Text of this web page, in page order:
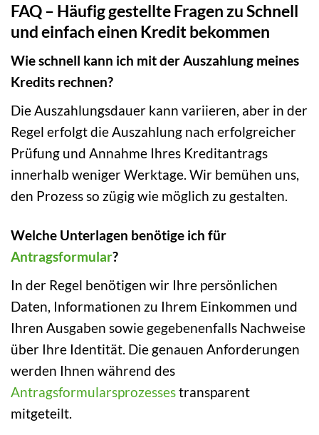
FAQ – Häufig gestellte Fragen zu Schnell
und einfach einen Kredit bekommen
Wie schnell kann ich mit der Auszahlung meines
Kredits rechnen?
Die Auszahlungsdauer kann variieren, aber in der
Regel erfolgt die Auszahlung nach erfolgreicher
Prüfung und Annahme Ihres Kreditantrags
innerhalb weniger Werktage. Wir bemühen uns,
den Prozess so zügig wie möglich zu gestalten.
Welche Unterlagen benötige ich für
Antragsformular?
In der Regel benötigen wir Ihre persönlichen
Daten, Informationen zu Ihrem Einkommen und
Ihren Ausgaben sowie gegebenenfalls Nachweise
über Ihre Identität. Die genauen Anforderungen
werden Ihnen während des
Antragsformularsprozessestransparent
mitgeteilt.